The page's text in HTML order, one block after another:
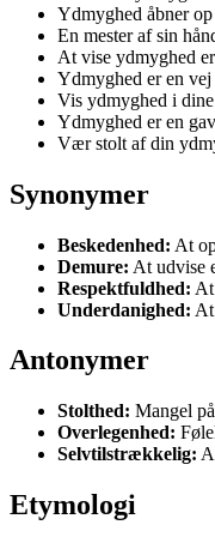
Ydmyghed åbner
En mester af sin
At vise ydmyghed
Ydmyghed er en
Vis ydmyghed i
Ydmyghed er en
Vær stolt af din
Synonymer
Beskedenhed: At
Demure: At udvise
Respektfuldhed:
Underdanighed:
Antonymer
Stolthed: Mangel
Overlegenhed:
Selvtilstrækkelig:
Etymologi